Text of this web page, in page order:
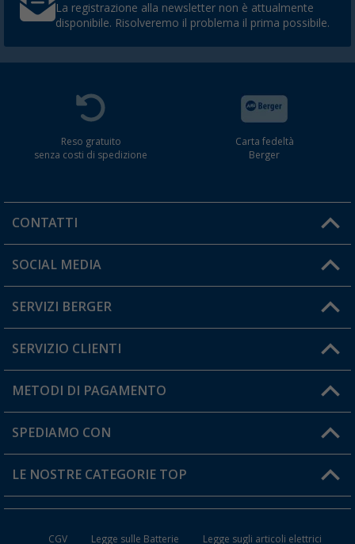
La registrazione alla newsletter non è attualmente
disponibile. Risolveremo il problema il prima possibile.
Reso gratuito
senza costi di spedizione
Carta fedeltà
Berger
CONTATTI
Orari di apertura del servizio:
Hai una domanda?
SOCIAL MEDIA
SERVIZI BERGER
Diventare rivenditori
Il mio Account
Carta fedeltà Berger
SERVIZIO CLIENTI
Informazioni sulla spedizione
Resi
FAQ e Contatti
METODI DI PAGAMENTO
SPEDIAMO CON
LE NOSTRE CATEGORIE TOP
CGV Legge sulle Batterie Legge sugli articoli elettrici